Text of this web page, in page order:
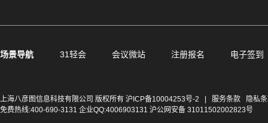
场景导航 31轻会 会议微站 注册报名 电子签到
上海八彦图信息科技有限公司 版权所有 沪ICP备10004253号-2 服务条款
隐私
免费热线:400-690-3131 企业QQ:4006903131 沪公网安备 31011502002823号